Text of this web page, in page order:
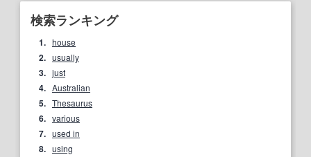
検索ランキング
1. house
2. usually
3. just
4. Australian
5. Thesaurus
6. various
7. used in
8. using